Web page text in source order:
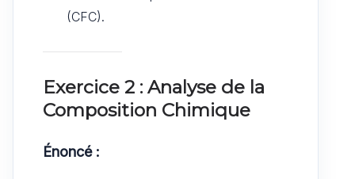
(CFC).
Exercice 2 : Analyse de la
Composition Chimique
Énoncé :